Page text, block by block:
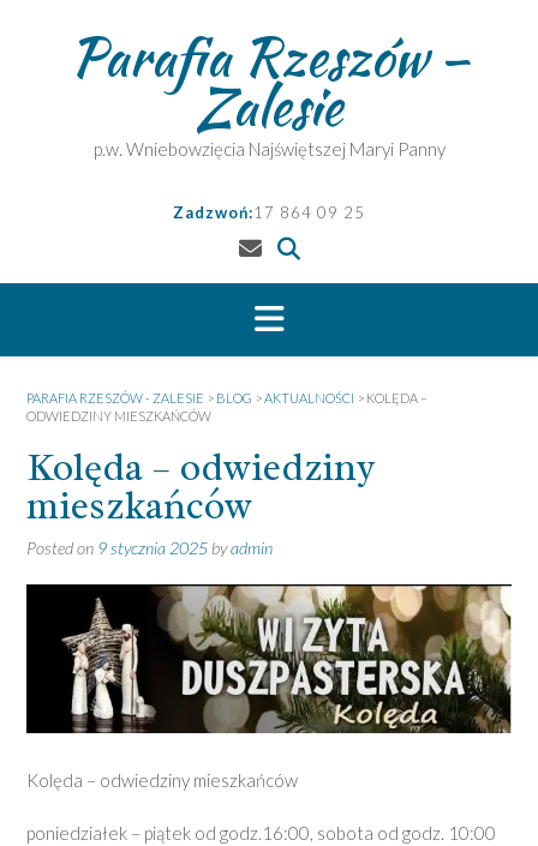
Parafia Rzeszów –
Zalesie
p.w. Wniebowzięcia Najświętszej Maryi Panny
Zadzwoń:17 864 09 25
PARAFIA RZESZÓW - ZALESIE > BLOG >AKTUALNOŚCI > KOLĘDA –
ODWIEDZINY MIESZKAŃCÓW
Kolęda – odwiedziny
mieszkańców
Posted on 9 stycznia 2025 byadmin
Kolęda – odwiedziny mieszkańców
poniedziałek – piątek od godz.16:00, sobota od godz. 10:00